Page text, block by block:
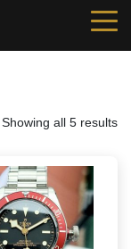
Showing all 5 results